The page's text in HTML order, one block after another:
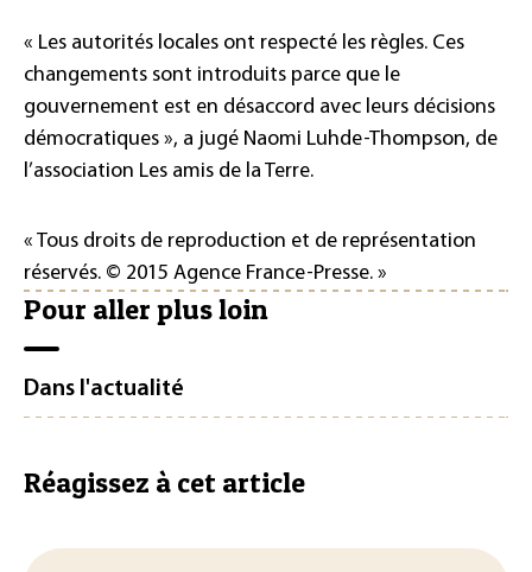
« Les autorités locales ont respecté les règles. Ces
changements sont introduits parce que le
gouvernement est en désaccord avec leurs décisions
démocratiques », a jugé Naomi Luhde-Thompson, de
l’association Les amis de la Terre.
« Tous droits de reproduction et de représentation
réservés. © 2015 Agence France-Presse. »
Pour aller plus loin
Dans l'actualité
Réagissez à cet article